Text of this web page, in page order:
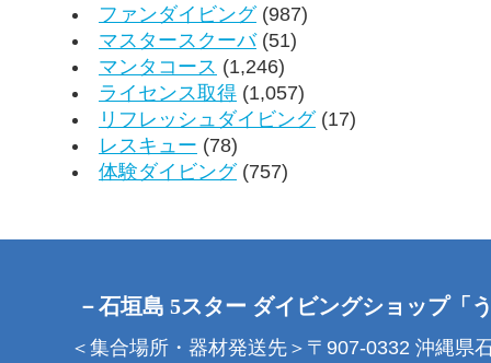
ファンダイビング(987)
マスタースクーバ(51)
マンタコース (1,246)
ライセンス取得 (1,057)
リフレッシュダイビング(17)
レスキュー (78)
体験ダイビング(757)
－石垣島 5スター ダイビングショップ「
＜集合場所・器材発送先＞〒907-0332 沖縄県